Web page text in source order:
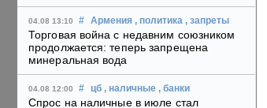
04.08 13:10 # Армения , политика , запреты
Торговая война с недавним союзником
продолжается: теперь запрещена
минеральная вода
04.08 12:00 # цб , наличные , банки
Спрос на наличные в июле стал